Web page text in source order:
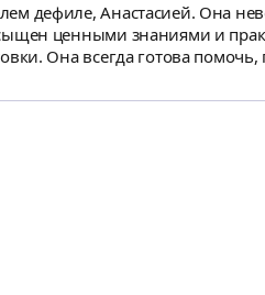
дефиле, Анастасией. Она
и практическими навыками.
Она всегда готова
лучше понять
с ее руководством мы